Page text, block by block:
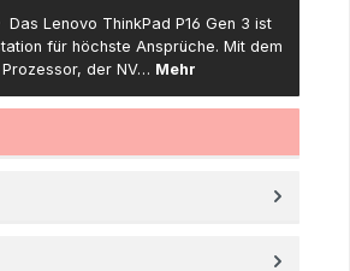
Das Lenovo ThinkPad P16 Gen 3 ist
für höchste Ansprüche. Mit dem
der NV… Mehr